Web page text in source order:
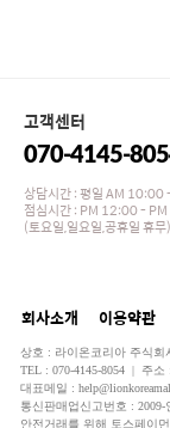
고객센터
070-4145-
상담시간 : 평일 AM
점심시간 : PM 12:00 -
(토요일,일요일,공휴일 휴무)
회사소개 이용약관
상호 : 라이온코리아 주식
TEL : 070-4145-8054 | 주소
대표메일 :
통신판매업신고번호 : 2009-
안전거래를 위해 토스페이